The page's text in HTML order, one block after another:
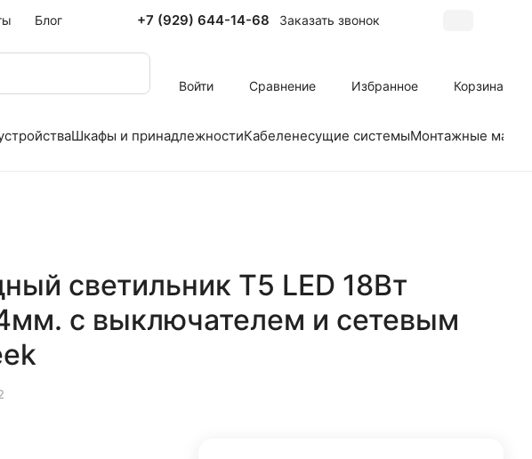
Блог +7 (929) 644-14-68 Заказать звонок
Войти Сравнение Избранное Корзина
Шкафы и принадлежностиКабеленесущие системыМонтажные
светильник Т5 LED 18Вт
с выключателем и сетевым